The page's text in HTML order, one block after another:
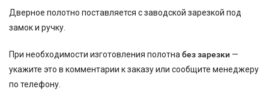
Дверное полотно поставляется с заводской зарезкой под
замок и ручку.
При необходимости изготовления полотна без зарезки —
укажите это в комментарии к заказу или сообщите менеджеру
по телефону.